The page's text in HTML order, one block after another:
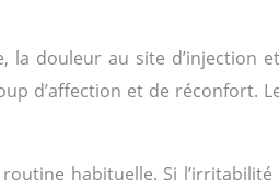
la douleur au site
d’affection et de réconfort.
habituelle. Si